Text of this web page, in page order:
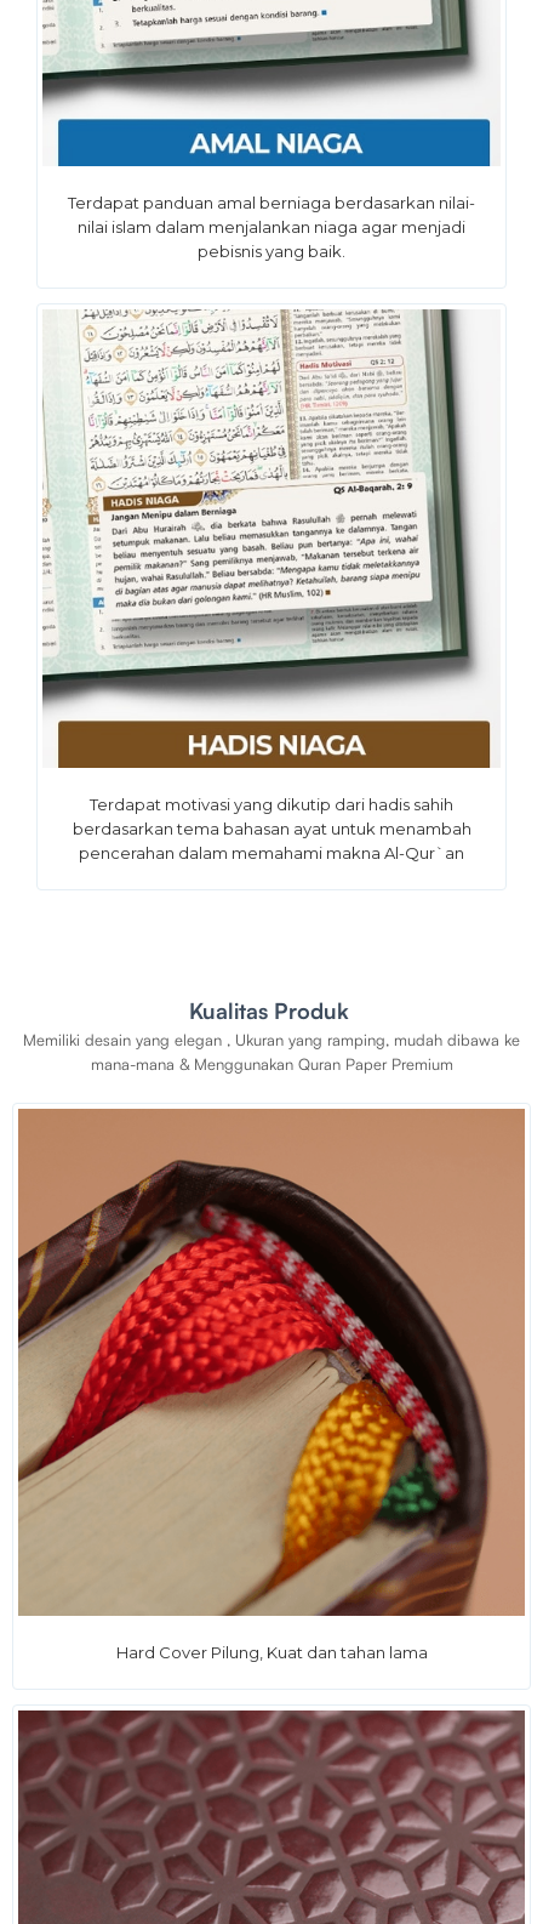
Terdapat panduan amal berniaga berdasarkan nilai-
nilai islam dalam menjalankan niaga agar menjadi
pebisnis yang baik.
Terdapat motivasi yang dikutip dari hadis sahih
berdasarkan tema bahasan ayat untuk menambah
pencerahan dalam memahami makna Al-Qur`an
Kualitas Produk
Memiliki desain yang elegan , Ukuran yang ramping, mudah dibawa ke
mana-mana & Menggunakan Quran Paper Premium
Hard Cover Pilung, Kuat dan tahan lama